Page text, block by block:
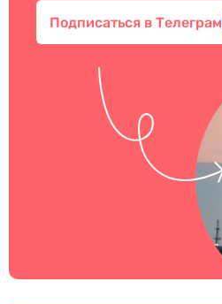
Подписаться в Телеграм